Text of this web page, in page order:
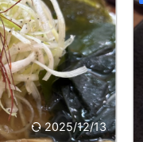
2025/12/13